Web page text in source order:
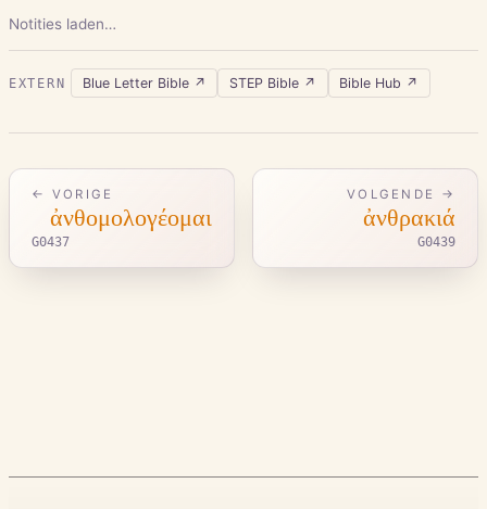
Notities laden…
EXTERN Blue Letter Bible↗ STEP Bible↗ Bible Hub ↗
← VORIGE
ἀνθομολογέομαι
G0437
VOLGENDE →
ἀνθρακιά
G0439